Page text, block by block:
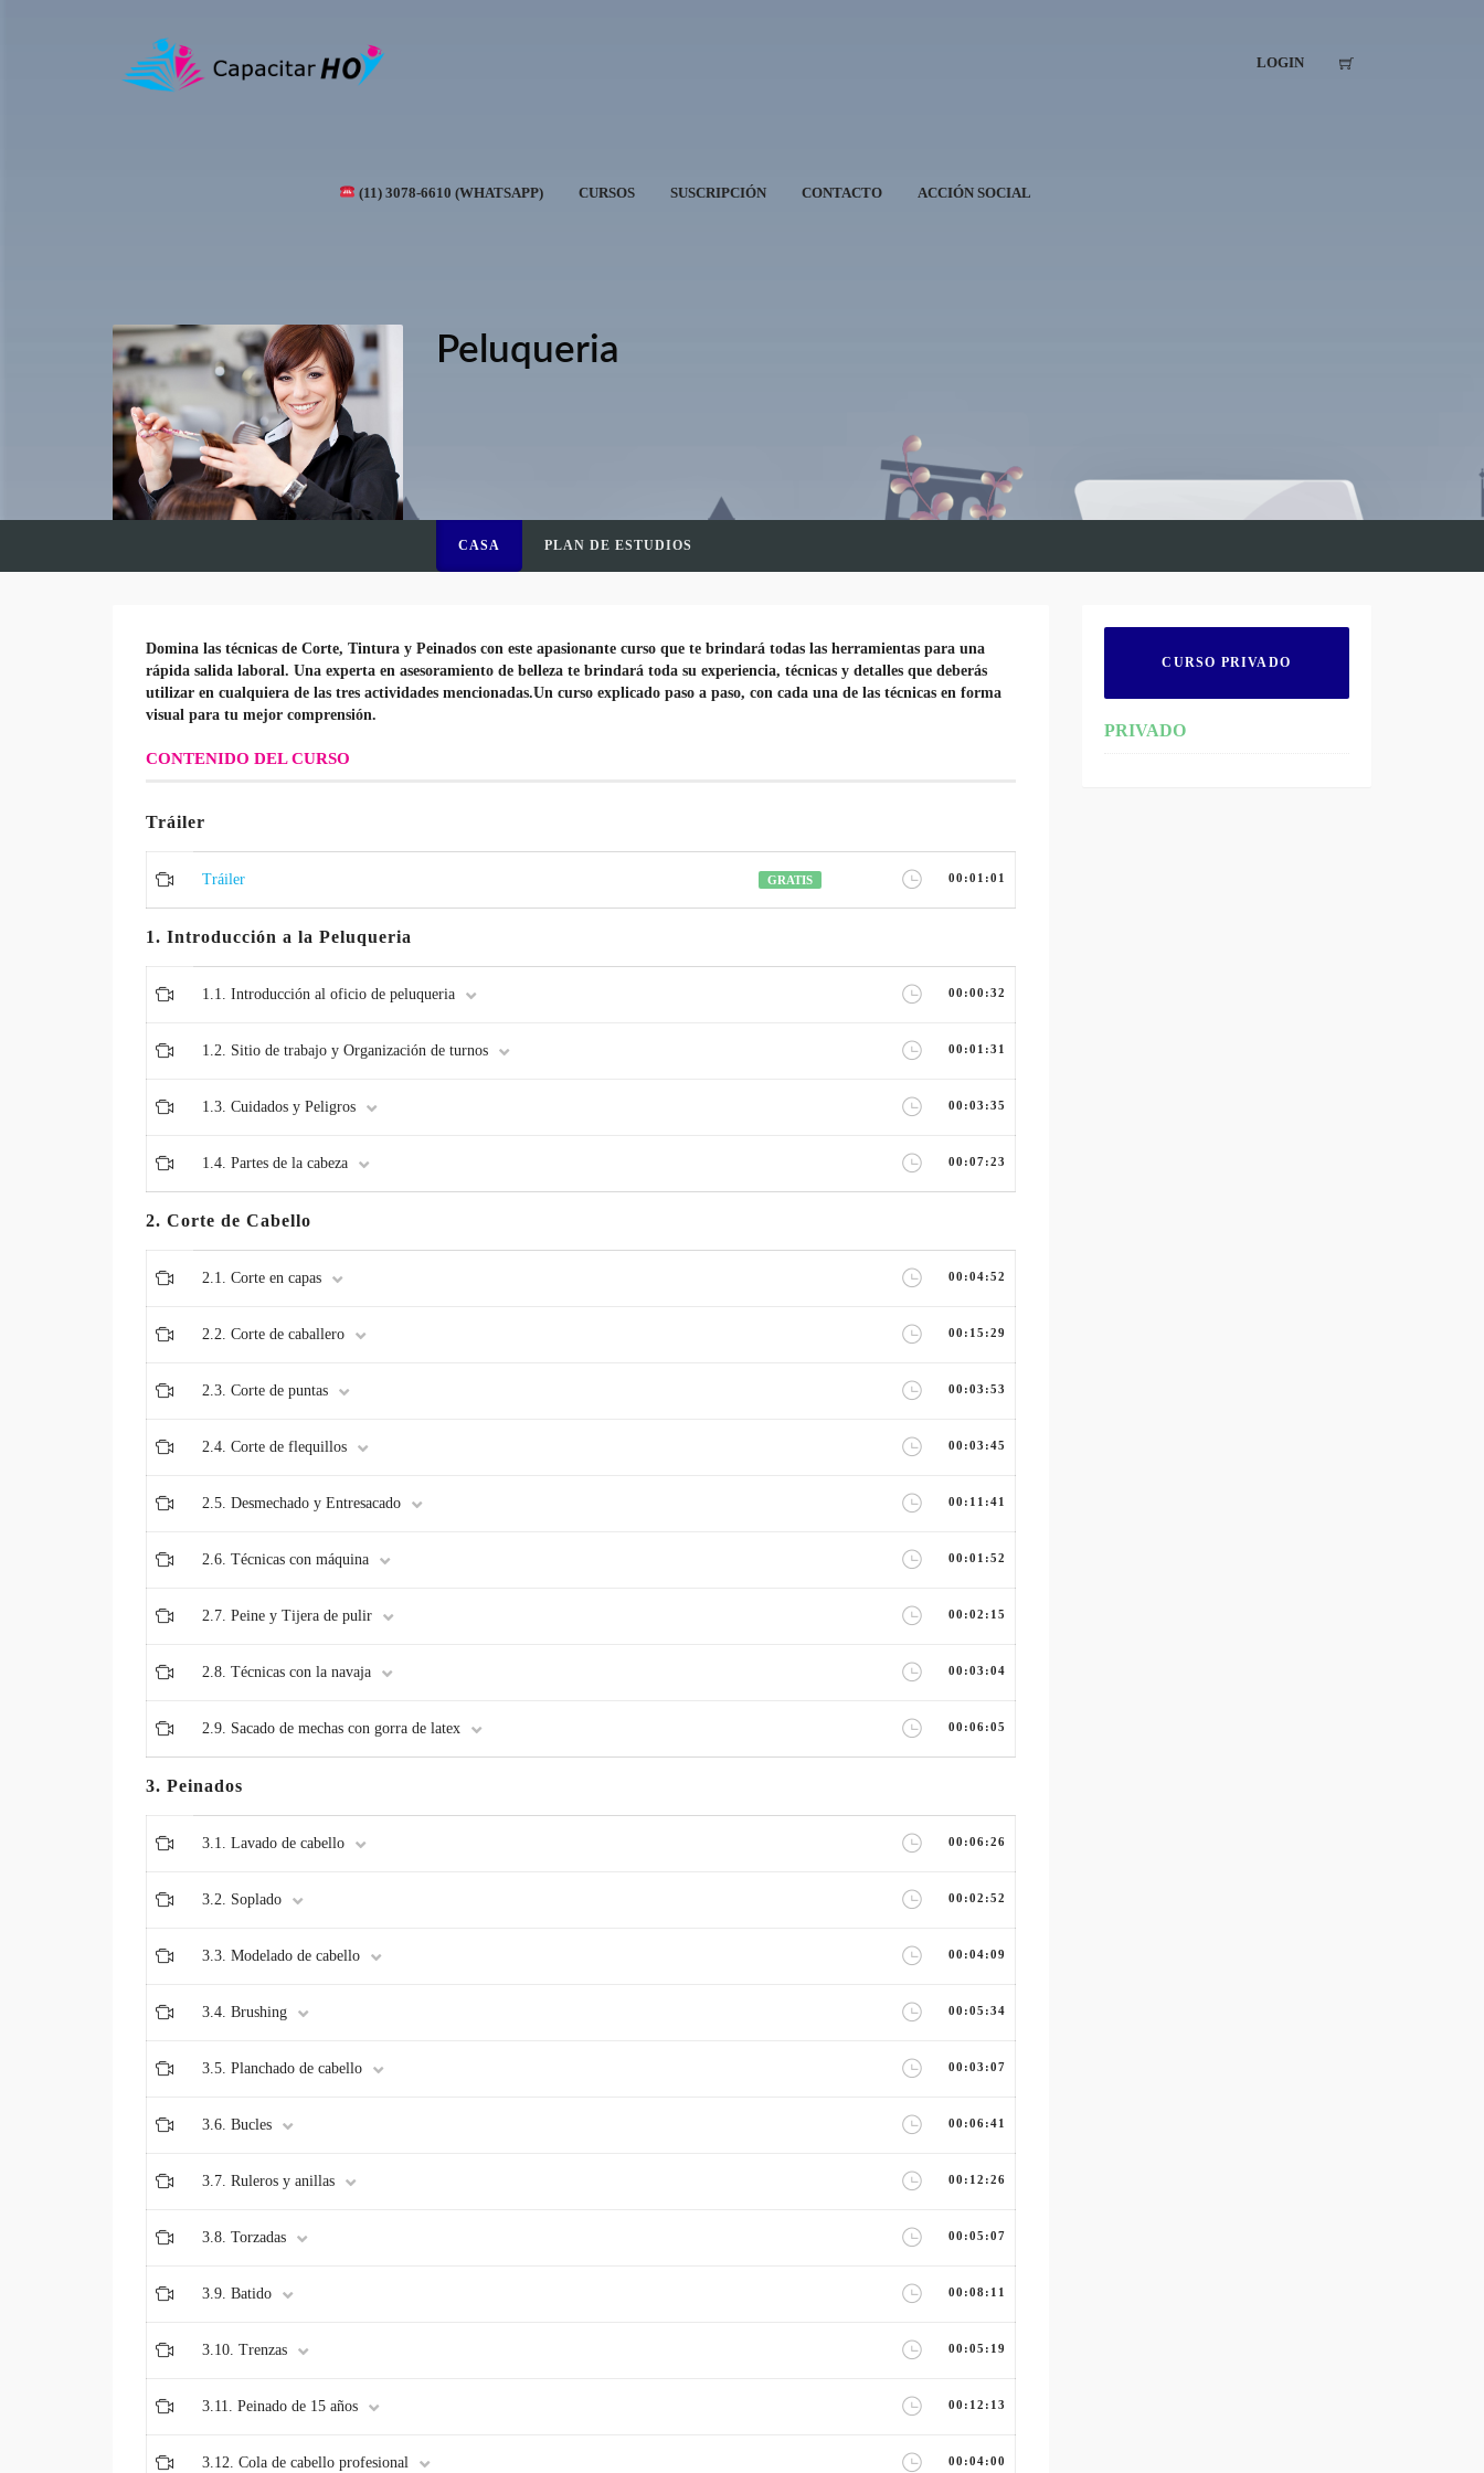
(11) 3078-6610 (WHATSAPP) CURSOS SUSCRIPCIÓN CONTACTO ACCIÓN SOCIAL
LOGIN
Peluqueria
CASA PLAN DE ESTUDIOS
Domina las técnicas de Corte, Tintura y Peinados con este apasionante curso que te brindará todas las herramientas para una
rápida salida laboral. Una experta en asesoramiento de belleza te brindará toda su experiencia, técnicas y detalles que deberás
utilizar en cualquiera de las tres actividades mencionadas.Un curso explicado paso a paso, con cada una de las técnicas en forma
visual para tu mejor comprensión.
CONTENIDO DEL CURSO
Tráiler
Tráiler GRATIS 00:01:01
1. Introducción a la Peluqueria
1.1. Introducción al oficio de peluqueria 00:00:32
1.2. Sitio de trabajo y Organización de turnos 00:01:31
1.3. Cuidados y Peligros 00:03:35
1.4. Partes de la cabeza 00:07:23
2. Corte de Cabello
2.1. Corte en capas 00:04:52
2.2. Corte de caballero 00:15:29
2.3. Corte de puntas 00:03:53
2.4. Corte de flequillos 00:03:45
2.5. Desmechado y Entresacado 00:11:41
2.6. Técnicas con máquina 00:01:52
2.7. Peine y Tijera de pulir 00:02:15
2.8. Técnicas con la navaja 00:03:04
2.9. Sacado de mechas con gorra de latex 00:06:05
3. Peinados
3.1. Lavado de cabello 00:06:26
3.2. Soplado 00:02:52
3.3. Modelado de cabello 00:04:09
3.4. Brushing 00:05:34
3.5. Planchado de cabello 00:03:07
3.6. Bucles 00:06:41
3.7. Ruleros y anillas 00:12:26
3.8. Torzadas 00:05:07
3.9. Batido 00:08:11
3.10. Trenzas 00:05:19
3.11. Peinado de 15 años 00:12:13
3.12. Cola de cabello profesional 00:04:00
CURSO PRIVADO
PRIVADO